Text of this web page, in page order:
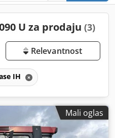
U za prodaju (3)
Relevantnost
IH
Mali oglas